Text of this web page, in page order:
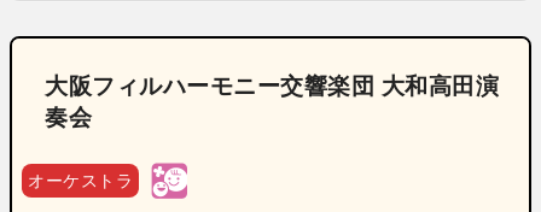
大阪フィルハーモニー交響楽団 大和高田演
奏会
オーケストラ